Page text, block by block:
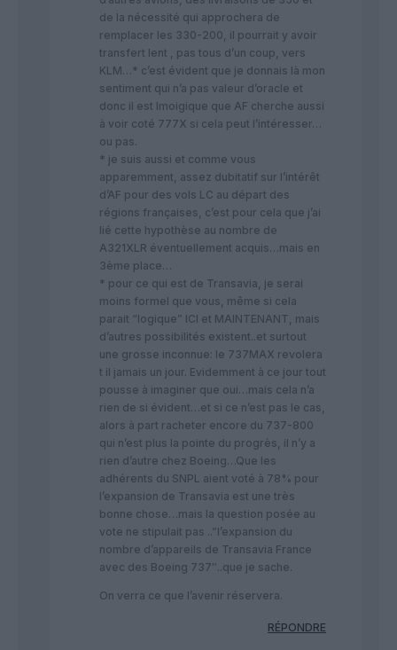
de la nécessité qui approchera de
remplacer les 330-200, il pourrait y avoir
transfert lent , pas tous d’un coup, vers
KLM…* c’est évident que je donnais là mon
sentiment qui n’a pas valeur d’oracle et
donc il est lmoigique que AF cherche aussi
à voir coté 777X si cela peut l’intéresser…
ou pas.
* je suis aussi et comme vous
apparemment, assez dubitatif sur l’intérêt
d’AF pour des vols LC au départ des
régions françaises, c’est pour cela que j’ai
lié cette hypothèse au nombre de
A321XLR éventuellement acquis…mais en
3ème place…
* pour ce qui est de Transavia, je serai
moins formel que vous, même si cela
parait “logique” ICI et MAINTENANT, mais
d’autres possibilités existent..et surtout
une grosse inconnue: le 737MAX revolera
t il jamais un jour. Evidemment à ce jour tout
pousse à imaginer que oui…mais cela n’a
rien de si évident…et si ce n’est pas le cas,
alors à part racheter encore du 737-800
qui n’est plus la pointe du progrès, il n’y a
rien d’autre chez Boeing…Que les
adhérents du SNPL aient voté à 78% pour
l’expansion de Transavia est une très
bonne chose…mais la question posée au
vote ne stipulait pas ..”l’expansion du
nombre d’appareils de Transavia France
avec des Boeing 737″..que je sache.
On verra ce que l’avenir réservera.
RÉPONDRE